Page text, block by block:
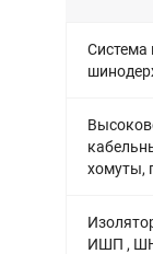
Система
хомуты,
ИШП ,